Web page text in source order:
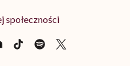
społeczności